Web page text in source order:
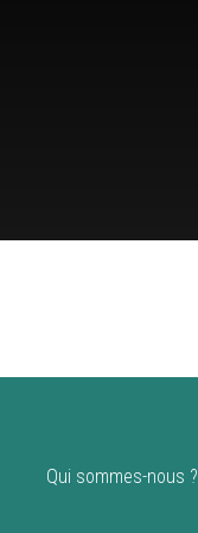
Qui sommes-nous ?